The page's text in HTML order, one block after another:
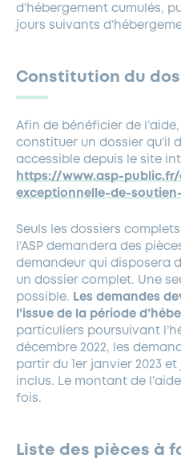
d’hébergement cumulés,
jours suivants
Constitution du
Afin de bénéficier de
constituer un dossier qu’il
accessible depuis le site
https://www.asp-
exceptionnelle-de-
Seuls les dossiers
l’ASP demandera des
demandeur qui disposera
un dossier complet. Une
possible. Les demandes
l’issue de la période
particuliers poursuivant
décembre 2022, les
partir du 1er janvier 2023 et
inclus. Le montant de
fois.
Liste des pièces à